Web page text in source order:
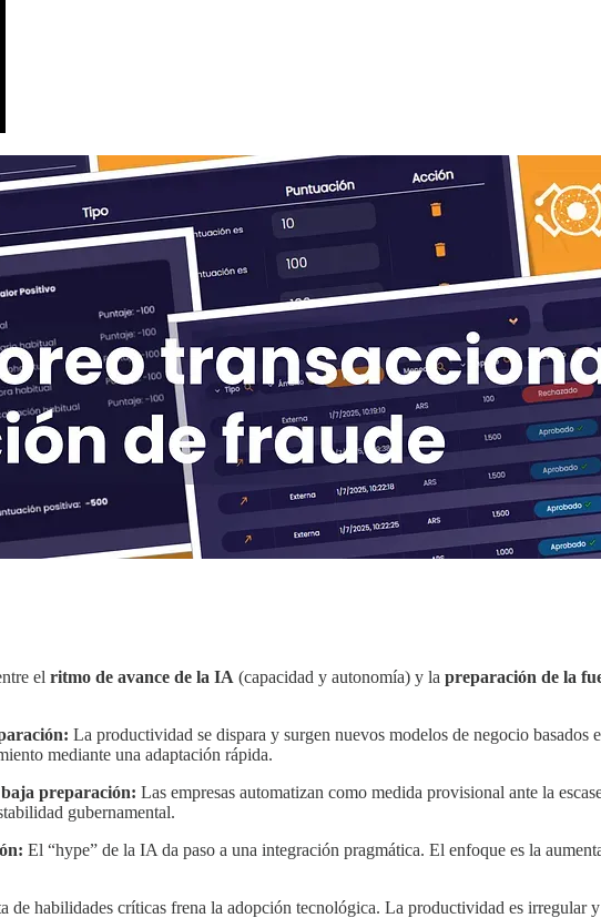
el ritmo de avance de la IA (capacidad y autonomía) y la preparación de la
La productividad se dispara y surgen nuevos modelos de negocio basados
mediante una adaptación rápida.
preparación: Las empresas automatizan como medida provisional ante la
gubernamental.
El “hype” de la IA da paso a una integración pragmática. El enfoque es la
de habilidades críticas frena la adopción tecnológica. La productividad es irregular